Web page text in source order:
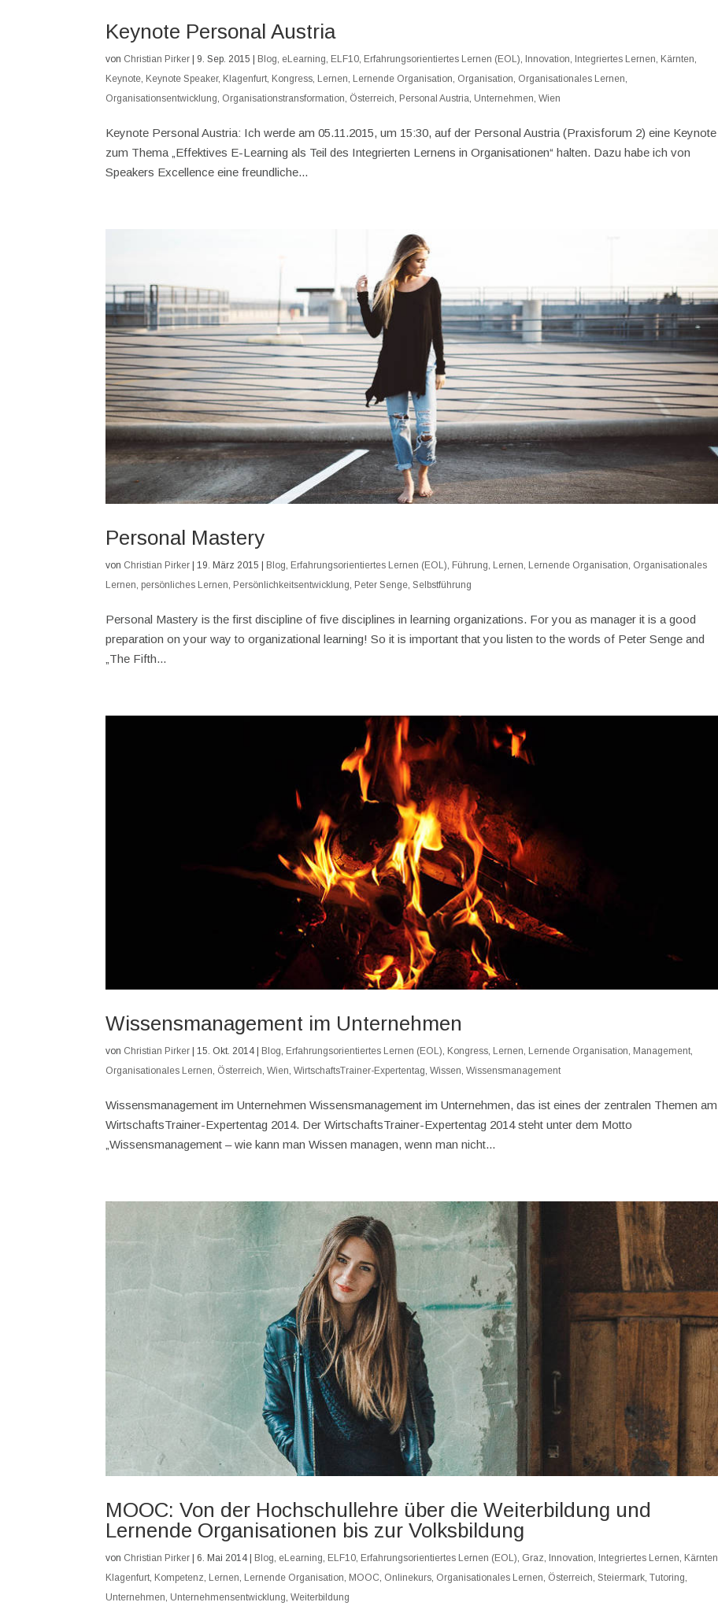
Keynote Personal Austria
von Christian Pirker 9. Sep. 2015 Blog, eLearning, ELF10, Erfahrungsorientiertes Lernen (EOL), Innovation, Integriertes Lernen, Kärnten,
Keynote, Keynote Speaker, Klagenfurt, Kongress, Lernen, Lernende Organisation, Organisation, Organisationales Lernen,
Organisationsentwicklung, Organisationstransformation, Österreich, Personal Austria, Unternehmen,Wien
Keynote Personal Austria: Ich werde am 05.11.2015, um 15:30, auf der Personal Austria (Praxisforum 2) eine Keynote
zum Thema „Effektives E-Learning als Teil des Integrierten Lernens in Organisationen“ halten. Dazu habe ich von
Speakers Excellence eine freundliche...
Personal Mastery
von Christian Pirker | 19. März 2015 | Blog Erfahrungsorientiertes Lernen (EOL) Führung Lernen Lernende Organisation Organisationales
Lernen persönliches Lernen Persönlichkeitsentwicklung Peter Senge ,Selbstführung
Personal Mastery is the first discipline of five disciplines in learning organizations. For you as manager it is a good
preparation on your way to organizational learning! So it is important that you listen to the words of Peter Senge and
„The Fifth...
Wissensmanagement im Unternehmen
von Christian Pirker |15. Okt. 2014 Blog, Erfahrungsorientiertes Lernen (EOL), Kongress, Lernen, Lernende Organisation, Management,
Organisationales Lernen, Österreich,Wien,WirtschaftsTrainer-Expertentag,Wissen,Wissensmanagement
Wissensmanagement im Unternehmen Wissensmanagement im Unternehmen, das ist eines der zentralen Themen am
WirtschaftsTrainer-Expertentag 2014. Der WirtschaftsTrainer-Expertentag 2014 steht unter dem Motto
„Wissensmanagement – wie kann man Wissen managen, wenn man nicht...
MOOC: Von der Hochschullehre über die Weiterbildung und
Lernende Organisationen bis zur Volksbildung
von Christian Pirker | 6. Mai 2014 | Blog eLearning ELF10 Erfahrungsorientiertes Lernen (EOL) Graz Innovation Integriertes Lernen Kärnten
Klagenfurt Kompetenz Lernen Lernende Organisation MOOC Onlinekurs Organisationales Lernen Österreich ,Steiermark ,Tutoring
Unternehmen Unternehmensentwicklung ,Weiterbildung